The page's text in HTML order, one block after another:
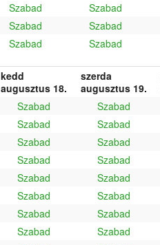
Szabad Szabad
Szabad Szabad
Szabad Szabad
kedd
augusztus 18.
szerda
augusztus 19.
Szabad Szabad
Szabad Szabad
Szabad Szabad
Szabad Szabad
Szabad Szabad
Szabad Szabad
Szabad Szabad
Szabad Szabad